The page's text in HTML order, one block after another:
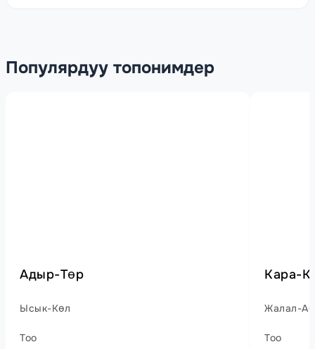
Популярдуу топонимдер
Адыр-Төр
Ысык-Көл
Тоо
Кара-
Жалал-
Тоо